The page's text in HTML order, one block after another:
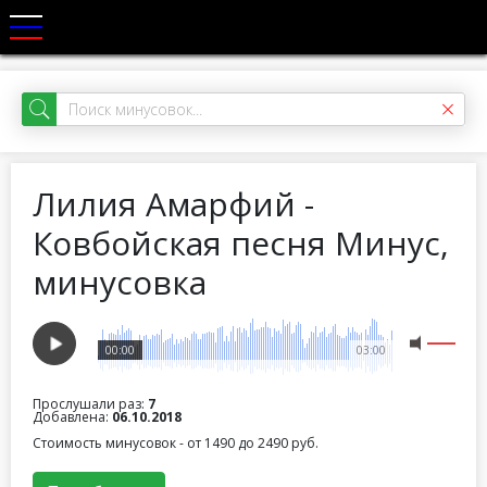
Лилия Амарфий -
Ковбойская песня Минус,
минусовка
03:00
00:00
Прослушали раз: 7
Добавлена: 06.10.2018
Стоимость минусовок - от 1490 до 2490 руб.